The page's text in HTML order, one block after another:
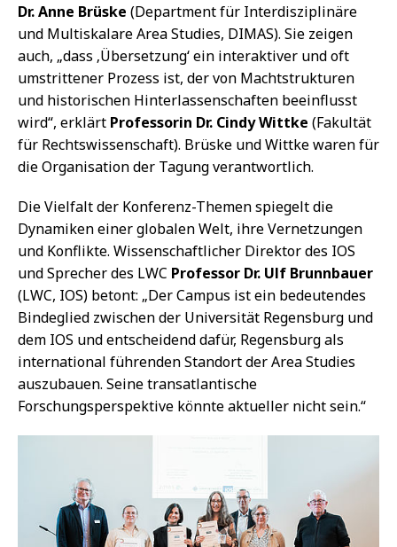
Dr. Anne Brüske (Department für Interdisziplinäre
und Multiskalare Area Studies, DIMAS). Sie zeigen
auch, „dass ‚Übersetzung‘ ein interaktiver und oft
umstrittener Prozess ist, der von Machtstrukturen
und historischen Hinterlassenschaften beeinflusst
wird“, erklärt Professorin Dr. Cindy Wittke (Fakultät
für Rechtswissenschaft). Brüske und Wittke waren für
die Organisation der Tagung verantwortlich.
Die Vielfalt der Konferenz-Themen spiegelt die
Dynamiken einer globalen Welt, ihre Vernetzungen
und Konflikte. Wissenschaftlicher Direktor des IOS
und Sprecher des LWC Professor Dr. Ulf Brunnbauer
(LWC, IOS) betont: „Der Campus ist ein bedeutendes
Bindeglied zwischen der Universität Regensburg und
dem IOS und entscheidend dafür, Regensburg als
international führenden Standort der Area Studies
auszubauen. Seine transatlantische
Forschungsperspektive könnte aktueller nicht sein.“